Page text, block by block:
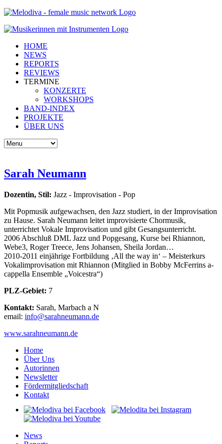
HOME
NEWS
REPORTS
REVIEWS
TERMINE
KONZERTE
WORKSHOPS
BAND-INDEX
PROJEKTE
ÜBER UNS
Sarah Neumann
Dozentin, Stil: Jazz - Improvisation - Pop
Mit Popmusik aufgewachsen, den Jazz studiert, in der Improvisation
zu Hause. Sarah Neumann leitet improvisierte Chormusik,
unterrichtet Vokale Improvisation und gibt Gesangsunterricht.
2006 Abschluß DML Jazz und Popgesang, Kurse bei Rhiannon,
Webe3, Roger Treece, Jens Johansen, Sheila Jordan…
2010-2011 einjährige Fortbildung ‚All the way in‘ – Meisterkurs
Vokalimprovisation mit Rhiannon (Mitglied in Bobby McFerrins a-
cappella Ensemble „Voicestra“)
PLZ-Gebiet: 7
Kontakt: Sarah, Marbach a N
email:
ed.nn
amuen
haras
@ofni
www.sarahneumann.de
Home
Über Uns
Autorinnen
Newsletter
Fördermitgliedschaft
Kontakt
News